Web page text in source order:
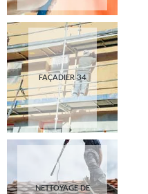
FAÇADIER 34
NETTOYAGE DE